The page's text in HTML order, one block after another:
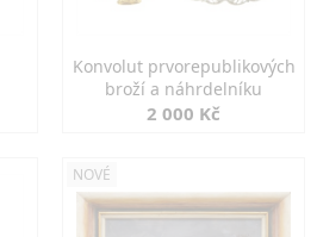
Konvolut prvorepublikových
broží a náhrdelníku
2 000 Kč
NOVÉ